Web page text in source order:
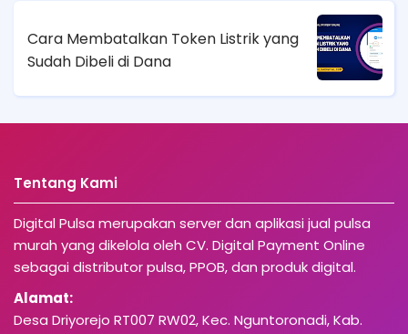
Cara Membatalkan Token Listrik yang
Sudah Dibeli di Dana
Tentang Kami
Digital Pulsa merupakan server dan aplikasi jual pulsa
murah yang dikelola oleh CV. Digital Payment Online
sebagai distributor pulsa, PPOB, dan produk digital.
Alamat:
Desa Driyorejo RT007 RW02, Kec. Nguntoronadi, Kab.